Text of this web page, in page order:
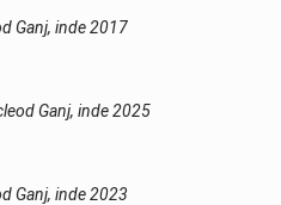
Ganj, inde 2017
Ganj, inde 2025
Ganj, inde 2023